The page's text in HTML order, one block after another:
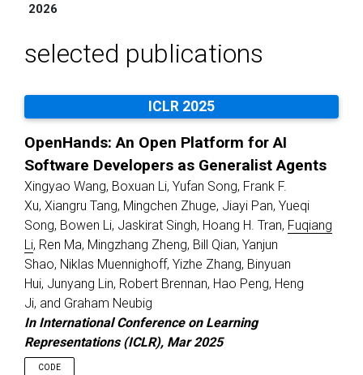
2026
selected publications
ICLR 2025
OpenHands: An Open Platform for AI
Software Developers as Generalist Agents
Xingyao Wang, Boxuan Li, Yufan Song, Frank F.
Xu, Xiangru Tang, Mingchen Zhuge, Jiayi Pan, Yueqi
Song, Bowen Li, Jaskirat Singh, Hoang H. Tran, Fuqiang
Li, Ren Ma, Mingzhang Zheng, Bill Qian, Yanjun
Shao, Niklas Muennighoff, Yizhe Zhang, Binyuan
Hui, Junyang Lin, Robert Brennan, Hao Peng, Heng
Ji, and Graham Neubig
In International Conference on Learning
Representations (ICLR), Mar 2025
CODE